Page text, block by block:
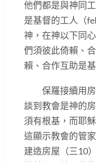
他們都是與神同
是基督的工人（
神，在神以下同
們須彼此倚賴、
賴、合作互助是
保羅接續用房
談到教會是神的
須有根基，而耶
這顯示教會的管
建造房屋（三10